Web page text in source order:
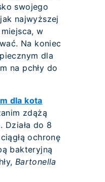
swojego
najwyższej
w
Na koniec
dla
na pchły do
dla kota
zdążą
Działa do 8
ochronę
bakteryjną
Bartonella